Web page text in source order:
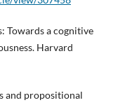
Towards a cognitive
Harvard
and propositional